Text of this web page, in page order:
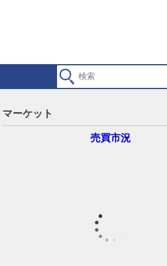
マーケット
売買市況